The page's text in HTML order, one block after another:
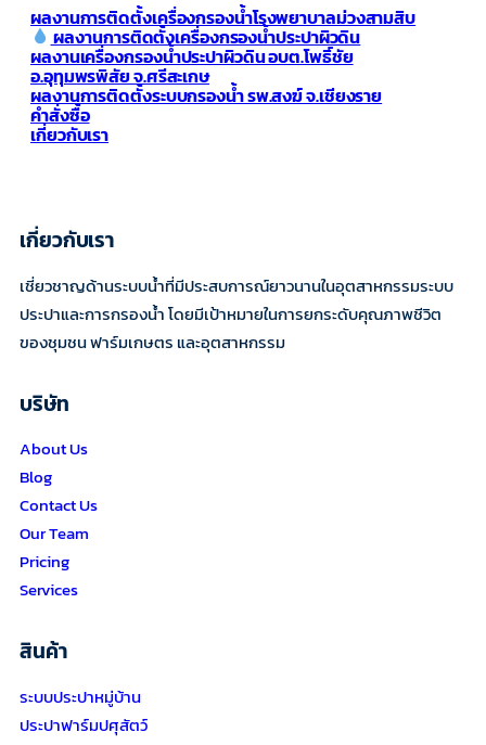
ผลงานการติดตั้งเครื่องกรองน้ำโรงพยาบาลม่วงสามสิบ
ผลงานการติดตั้งเครื่องกรองน้ำประปาผิวดิน
ผลงานเครื่องกรองน้ำประปาผิวดิน อบต.โพธิ์ชัย
อ.อุทุมพรพิสัย จ.ศรีสะเกษ
ผลงานการติดตั้งระบบกรองน้ำ รพ.สงฆ์ จ.เชียงราย
คำสั่งซื้อ
เกี่ยวกับเรา
เกี่ยวกับเรา
เชี่ยวชาญด้านระบบน้ำที่มีประสบการณ์ยาวนานในอุตสาหกรรมระบบ
ประปาและการกรองน้ำ โดยมีเป้าหมายในการยกระดับคุณภาพชีวิต
ของชุมชน ฟาร์มเกษตร และอุตสาหกรรม
บริษัท
About Us
Blog
Contact Us
Our Team
Pricing
Services
สินค้า
ระบบประปาหมู่บ้าน
ประปาฟาร์มปศุสัตว์